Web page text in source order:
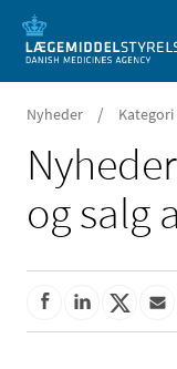
Nyheder / Kategori
og salg